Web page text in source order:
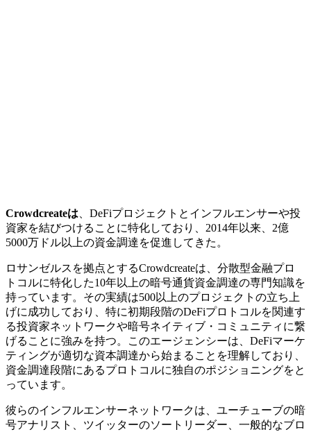
Crowdcreateは 、DeFiプロジェクトとインフルエンサーや投
資家を結びつけることに特化しており、2014年以来、2億
5000万ドル以上の資金調達を促進してきた。
ロサンゼルスを拠点とするCrowdcreateは、分散型金融プロ
トコルに特化した10年以上の暗号通貨資金調達の専門知識を
持っています。その実績は500以上のプロジェクトの立ち上
げに成功しており、特に初期段階のDeFiプロトコルを関連す
る投資家ネットワークや暗号ネイティブ・コミュニティに繋
げることに強みを持つ。このエージェンシーは、DeFiマーケ
ティングが適切な資本調達から始まることを理解しており、
資金調達段階にあるプロトコルに独自のポジショニングをと
っています。
彼らのインフルエンサーネットワークは、ユーチューブの暗
号アナリスト、ツイッターのソートリーダー、一般的なブロ